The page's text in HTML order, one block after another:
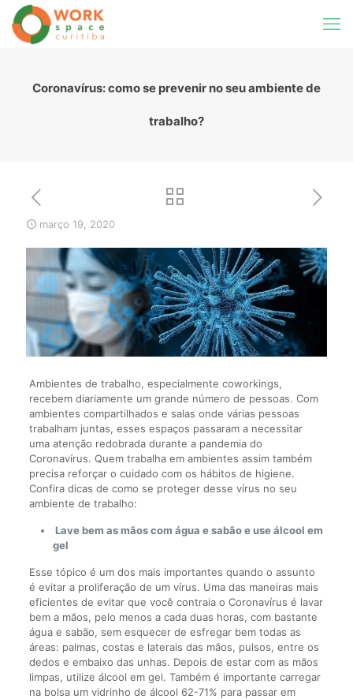
Coronaví­rus: como se prevenir no seu ambiente de
trabalho?
março 19, 2020
Ambientes de trabalho, especialmente coworkings,
recebem diariamente um grande número de pessoas. Com
ambientes compartilhados e salas onde várias pessoas
trabalham juntas, esses espaços passaram a necessitar
uma atenção redobrada durante a pandemia do
Coronavírus. Quem trabalha em ambientes assim também
precisa reforçar o cuidado com os hábitos de higiene.
Confira dicas de como se proteger desse vírus no seu
ambiente de trabalho:
Lave bem as mãos com água e sabão e use álcool em
gel
Esse tópico é um dos mais importantes quando o assunto
é evitar a proliferação de um vírus. Uma das maneiras mais
eficientes de evitar que você contraia o Coronavírus é lavar
bem a mãos, pelo menos a cada duas horas, com bastante
água e sabão, sem esquecer de esfregar bem todas as
áreas: palmas, costas e laterais das mãos, pulsos, entre os
dedos e embaixo das unhas. Depois de estar com as mãos
limpas, utilize álcool em gel. Também é importante carregar
na bolsa um vidrinho de álcool 62-71% para passar em